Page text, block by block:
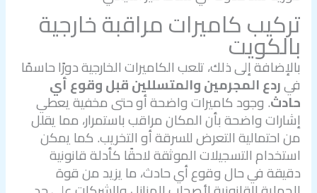
تركيب كاميرات مراقبة خارجية
بالكويت
بالإضافة إلى ذلك، تلعب الكاميرات الخارجية دورًا حاسمًا
فيردع المجرمين والمتسللين قبل وقوع أي
حادث. وجود كاميرات واضحة أو حتى مخفية يعطي
إشارات واضحة بأن المكان مراقب باستمرار، مما يقلل
من احتمالية التعرض للسرقة أو التخريب. كما يمكن
استخدام التسجيلات الموثقة لاحقًا كأدلة قانونية
دقيقة في حال وقوع أي حادث، ما يزيد من قوة